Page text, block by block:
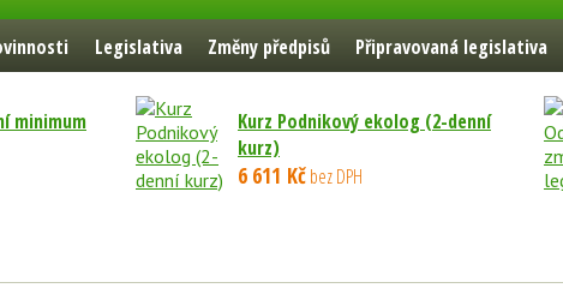
Legislativa Změny předpisů Připravovaná legislativa
minimum
Kurz Podnikový ekolog (2-denní
kurz)
6 611 Kčbez DPH